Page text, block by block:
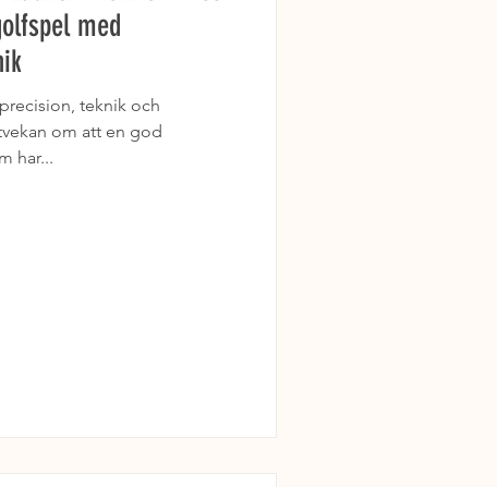
med
teknik och
om att en god
har...